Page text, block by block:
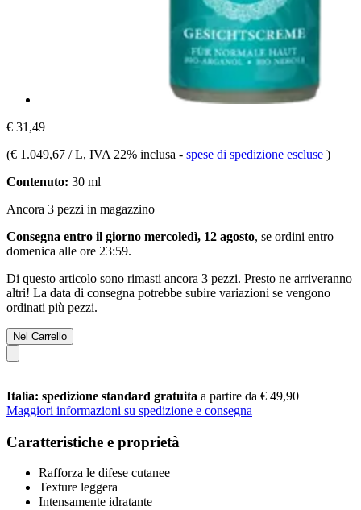
€ 31,49
(€ 1.049,67 / L, IVA 22% inclusa - spese di spedizione escluse )
Contenuto: 30 ml
Ancora 3 pezzi in magazzino
Consegna entro il giorno mercoledì, 12 agosto, se ordini entro
domenica alle ore 23:59.
Di questo articolo sono rimasti ancora 3 pezzi. Presto ne arriveranno
altri! La data di consegna potrebbe subire variazioni se vengono
ordinati più pezzi.
Nel Carrello
Italia: spedizione standard gratuita a partire da € 49,90
Maggiori informazioni su spedizione e consegna
Caratteristiche e proprietà
Rafforza le difese cutanee
Texture leggera
Intensamente idratante